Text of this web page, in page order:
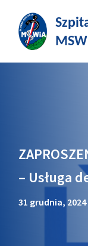
– Usługa
31 grudnia, 2024